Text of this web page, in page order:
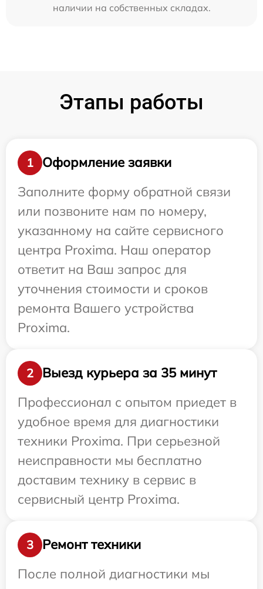
наличии на собственных складах.
Этапы работы
1
Оформление заявки
Заполните форму обратной связи
или позвоните нам по номеру,
указанному на сайте сервисного
центра Proxima. Наш оператор
ответит на Ваш запрос для
уточнения стоимости и сроков
ремонта Вашего устройства
Proxima.
2
Выезд курьера за 35 минут
Профессионал с опытом приедет в
удобное время для диагностики
техники Proxima. При серьезной
неисправности мы бесплатно
доставим технику в сервис в
сервисный центр Proxima.
3
Ремонт техники
После полной диагностики мы